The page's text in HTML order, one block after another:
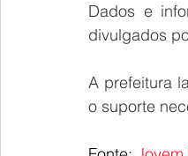
Dados e
divulgados
A prefeitura
o suporte